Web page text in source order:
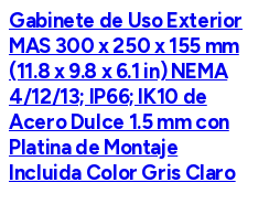
Gabinete de Uso Exterior
MAS 300 x 250 x 155 mm
(11.8 x 9.8 x 6.1 in) NEMA
4/12/13; IP66; IK10 de
Acero Dulce 1.5 mm con
Platina de Montaje
Incluida Color Gris Claro